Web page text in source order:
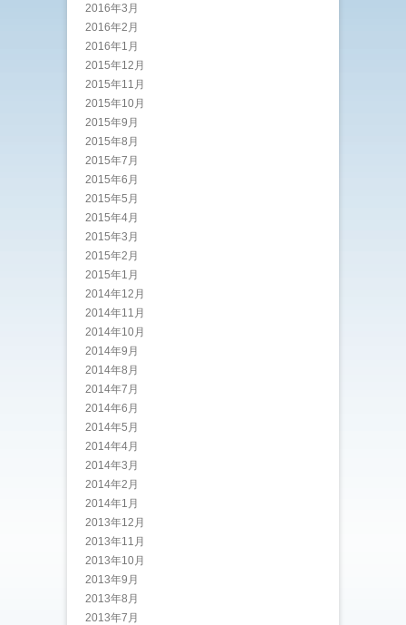
2016年3月
2016年2月
2016年1月
2015年12月
2015年11月
2015年10月
2015年9月
2015年8月
2015年7月
2015年6月
2015年5月
2015年4月
2015年3月
2015年2月
2015年1月
2014年12月
2014年11月
2014年10月
2014年9月
2014年8月
2014年7月
2014年6月
2014年5月
2014年4月
2014年3月
2014年2月
2014年1月
2013年12月
2013年11月
2013年10月
2013年9月
2013年8月
2013年7月